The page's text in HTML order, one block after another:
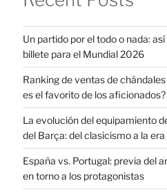
Un partido por el todo o nada:
billete para el Mundial 2026
Ranking de ventas de
es el favorito de los aficionados?
La evolución del equipamiento
del Barça: del clasicismo a la
España vs. Portugal: previa del
en torno a los protagonistas